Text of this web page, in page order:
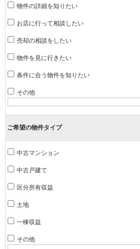
物件の詳細を知りたい
お店に行って相談したい
売却の相談をしたい
物件を見に行きたい
条件に合う物件を知りたい
その他
ご希望の物件タイプ
中古マンション
中古戸建て
区分所有収益
土地
一棟収益
その他